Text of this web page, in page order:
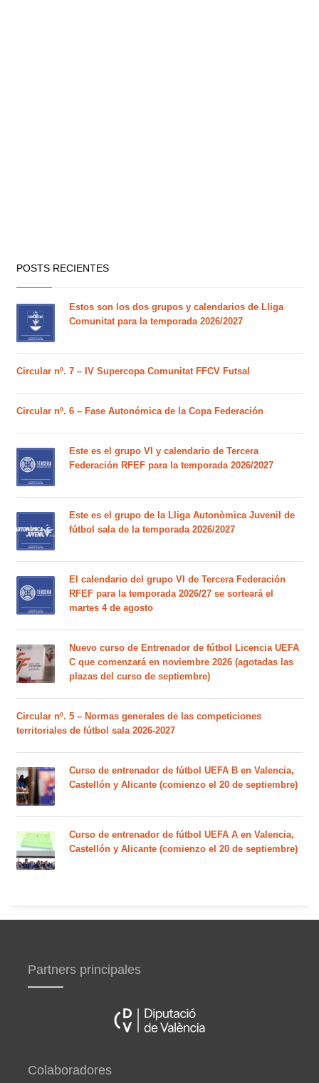
POSTS RECIENTES
Estos son los dos grupos y calendarios de Lliga
Comunitat para la temporada 2026/2027
Circular nº. 7 – IV Supercopa Comunitat FFCV Futsal
Circular nº. 6 – Fase Autonómica de la Copa Federación
Este es el grupo VI y calendario de Tercera
Federación RFEF para la temporada 2026/2027
Este es el grupo de la Lliga Autonòmica Juvenil de
fútbol sala de la temporada 2026/2027
El calendario del grupo VI de Tercera Federación
RFEF para la temporada 2026/27 se sorteará el
martes 4 de agosto
Nuevo curso de Entrenador de fútbol Licencia UEFA
C que comenzará en noviembre 2026 (agotadas las
plazas del curso de septiembre)
Circular nº. 5 – Normas generales de las competiciones
territoriales de fútbol sala 2026-2027
Curso de entrenador de fútbol UEFA B en Valencia,
Castellón y Alicante (comienzo el 20 de septiembre)
Curso de entrenador de fútbol UEFA A en Valencia,
Castellón y Alicante (comienzo el 20 de septiembre)
Partners principales
Colaboradores